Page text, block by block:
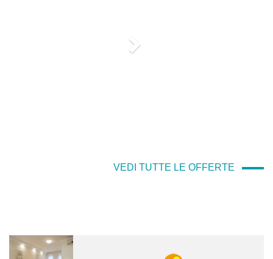
VEDI TUTTE LE OFFERTE
-